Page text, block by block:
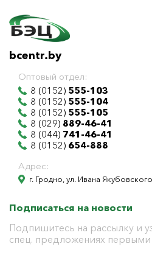
bcentr.by
Оптовый отдел:
8 (0152) 555-103
8 (0152) 555-104
8 (0152) 555-105
8 (029) 889-46-41
8 (044) 741-46-41
8 (0152) 654-888
Адрес:
г. Гродно, ул. Ивана
Подписаться на новости
Подпишитесь на рассылку и
спец. предложениях первыми